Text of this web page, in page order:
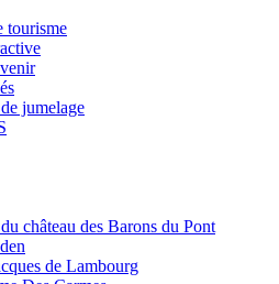
tourisme
jumelage
château des Barons du Pont
de Lambourg